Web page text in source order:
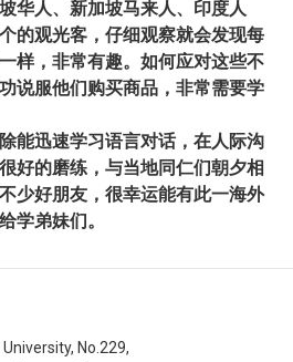
华人、新加坡马来人、印度人
的观光客，仔细观察就会发现每
样，非常有趣。如何应对这些不
说服他们购买商品，非常需要学
能迅速学习语言对话，在人际沟
好的磨练，与当地同仁们朝夕相
少好朋友，很幸运能有此一海外
学弟妹们。
No.229,